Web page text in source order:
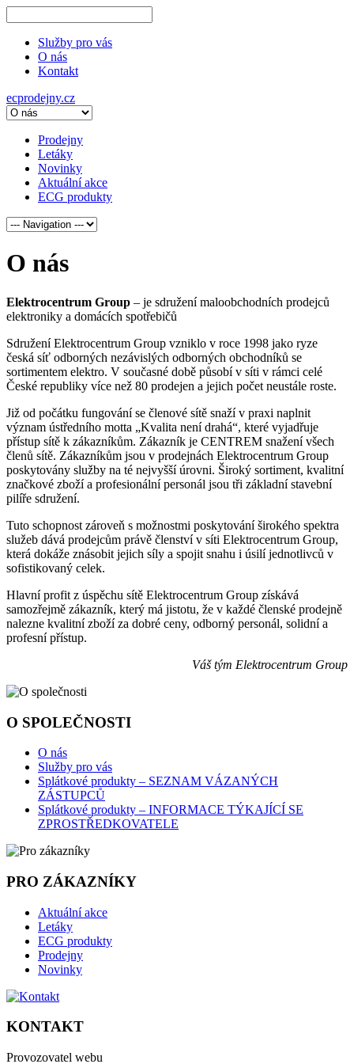
Služby pro vás
O nás
Kontakt
ecprodejny.cz
Prodejny
Letáky
Novinky
Aktuální akce
ECG produkty
O nás
Elektrocentrum Group – je sdružení maloobchodních prodejců
elektroniky a domácích spotřebičů
Sdružení Elektrocentrum Group vzniklo v roce 1998 jako ryze
česká síť odborných nezávislých odborných obchodníků se
sortimentem elektro. V současné době působí v síti v rámci celé
České republiky více než 80 prodejen a jejich počet neustále roste.
Již od počátku fungování se členové sítě snaží v praxi naplnit
význam ústředního motta „Kvalita není drahá“, které vyjadřuje
přístup sítě k zákazníkům. Zákazník je CENTREM snažení všech
členů sítě. Zákazníkům jsou v prodejnách Elektrocentrum Group
poskytovány služby na té nejvyšší úrovni. Široký sortiment, kvalitní
značkové zboží a profesionální personál jsou tři základní stavební
pilíře sdružení.
Tuto schopnost zároveň s možnostmi poskytování širokého spektra
služeb dává prodejcům právě členství v síti Elektrocentrum Group,
která dokáže znásobit jejich síly a spojit snahu i úsilí jednotlivců v
sofistikovaný celek.
Hlavní profit z úspěchu sítě Elektrocentrum Group získává
samozřejmě zákazník, který má jistotu, že v každé členské prodejně
nalezne kvalitní zboží za dobré ceny, odborný personál, solidní a
profesní přístup.
Váš tým Elektrocentrum Group
O SPOLEČNOSTI
O nás
Služby pro vás
Splátkové produkty – SEZNAM VÁZANÝCH
ZÁSTUPCŮ
Splátkové produkty – INFORMACE TÝKAJÍCÍ SE
ZPROSTŘEDKOVATELE
PRO ZÁKAZNÍKY
Aktuální akce
Letáky
ECG produkty
Prodejny
Novinky
KONTAKT
Provozovatel webu